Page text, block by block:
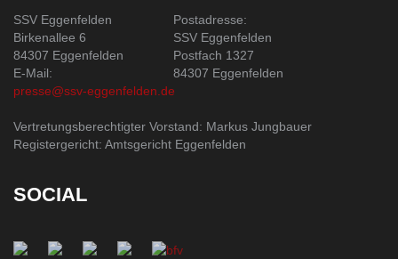
SSV Eggenfelden
Birkenallee 6
84307 Eggenfelden
E-Mail:
presse@ssv-eggenfelden.de
Postadresse:
SSV Eggenfelden
Postfach 1327
84307 Eggenfelden
Vertretungsberechtigter Vorstand: Markus Jungbauer
Registergericht: Amtsgericht Eggenfelden
SOCIAL